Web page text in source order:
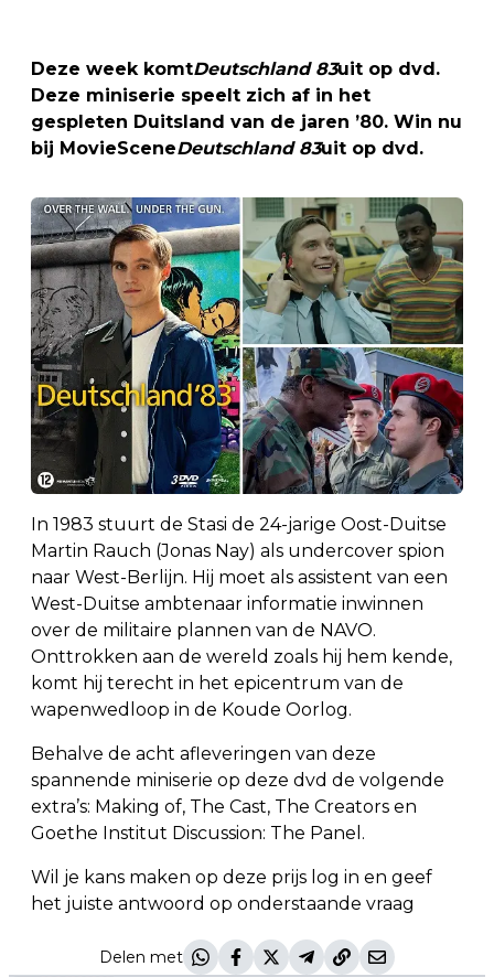
Deze week komtDeutschland 83uit op dvd.
Deze miniserie speelt zich af in het
gespleten Duitsland van de jaren ’80. Win nu
bij MovieSceneDeutschland 83uit op dvd.
In 1983 stuurt de Stasi de 24-jarige Oost-Duitse
Martin Rauch (Jonas Nay) als undercover spion
naar West-Berlijn. Hij moet als assistent van een
West-Duitse ambtenaar informatie inwinnen
over de militaire plannen van de NAVO.
Onttrokken aan de wereld zoals hij hem kende,
komt hij terecht in het epicentrum van de
wapenwedloop in de Koude Oorlog.
Behalve de acht afleveringen van deze
spannende miniserie op deze dvd de volgende
extra’s: Making of, The Cast, The Creators en
Goethe Institut Discussion: The Panel.
Wil je kans maken op deze prijs log in en geef
het juiste antwoord op onderstaande vraag
Delen met